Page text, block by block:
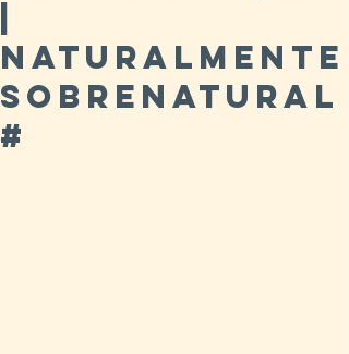
Naturalmente
Sobrenatural
#